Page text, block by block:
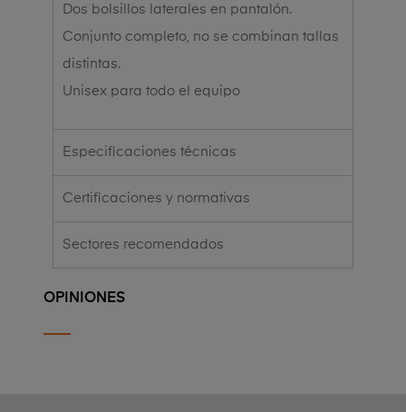
Dos bolsillos laterales en pantalón.
Conjunto completo, no se combinan tallas
distintas.
Unisex para todo el equipo
Especificaciones técnicas
Certificaciones y normativas
Sectores recomendados
OPINIONES